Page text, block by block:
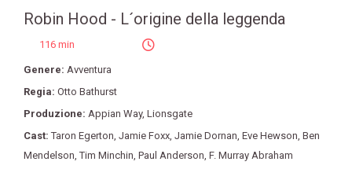
Robin Hood - L´origine della leggenda
116 min
Genere: Avventura
Regia: Otto Bathurst
Produzione: Appian Way, Lionsgate
Cast:Taron Egerton, Jamie Foxx, Jamie Dornan, Eve Hewson, Ben
Mendelson,Tim Minchin, Paul Anderson, F. Murray Abraham